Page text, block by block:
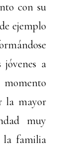
con su
ejemplo
a
la mayor
muy
la familia